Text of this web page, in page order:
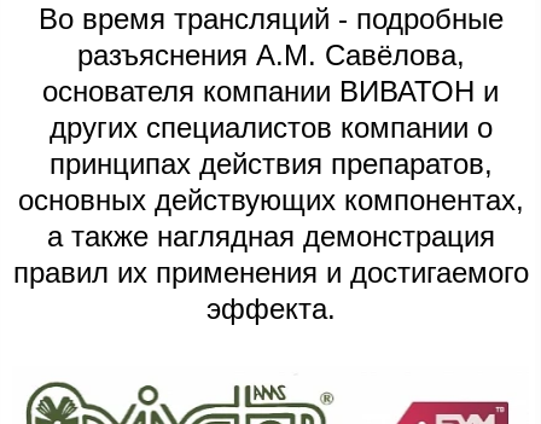
Во время трансляций - подробные
разъяснения А.М. Савёлова,
основателя компании ВИВАТОН и
других специалистов компании о
принципах действия препаратов,
основных действующих компонентах,
а также наглядная демонстрация
правил их применения и достигаемого
эффекта.